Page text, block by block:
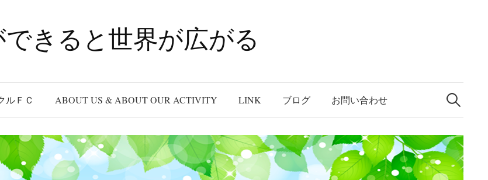
きると世界が広がる
ルＦＣ ABOUT US & ABOUT OUR ACTIVITY LINK ブログ お問い合わせ
検
索: